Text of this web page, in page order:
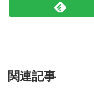
関連記事